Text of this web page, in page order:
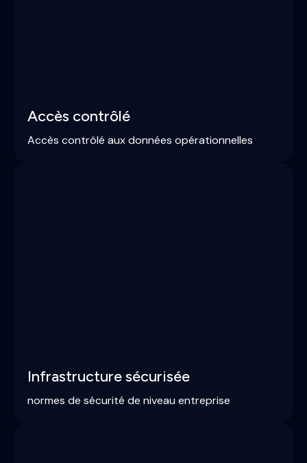
Accès contrôlé
Accès contrôlé aux données opérationnelles
Infrastructure sécurisée
normes de sécurité de niveau entreprise